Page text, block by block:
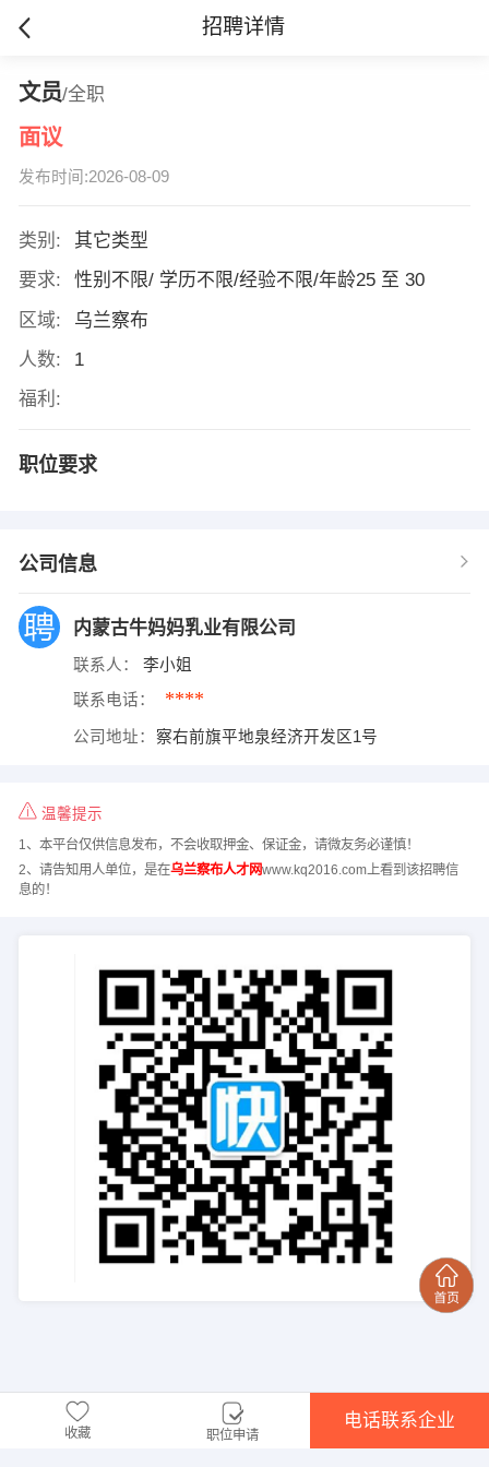
招聘详情
文员/全职
面议
发布时间:2026-08-09
类别:
其它类型
要求:
性别不限/ 学历不限/经验不限/年龄25 至 30
区域:
乌兰察布
人数:
1
福利:
职位要求
公司信息
内蒙古牛妈妈乳业有限公司
联系人： 李小姐
联系电话： ****
公司地址： 察右前旗平地泉经济开发区1号
温馨提示
1、本平台仅供信息发布，不会收取押金、保证金，请微友务必谨慎！
2、请告知用人单位，是在乌兰察布人才网www.kq2016.com上看到该招聘信
息的！
收藏 职位申请
电话联系企业